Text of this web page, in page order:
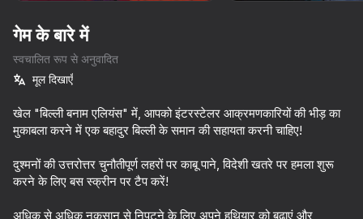
36
50
गेम के बारे में
स्वचालित रूप से अनुवादित
मूल दिखाएँ
खेल "बिल्ली बनाम एलियंस" में, आपको इंटरस्टेलर आक्रमणकारियों की भीड़ का
मुकाबला करने में एक बहादुर बिल्ली के समान की सहायता करनी चाहिए!
दुश्मनों की उत्तरोत्तर चुनौतीपूर्ण लहरों पर काबू पाने, विदेशी खतरे पर हमला शुरू
करने के लिए बस स्क्रीन पर टैप करें!
अधिक से अधिक नुकसान से निपटने के लिए अपने हथियार को बढ़ाएं और